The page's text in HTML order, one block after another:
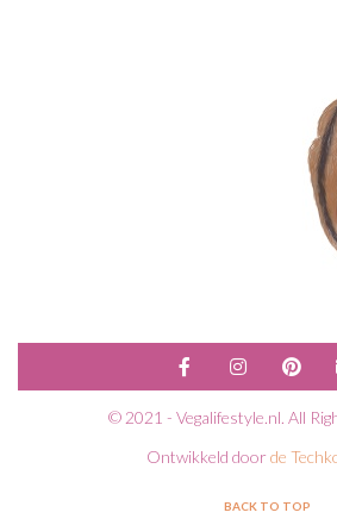
© 2021 - Vegalifestyle.nl. All
Ontwikkeld door de
BACK TO TOP